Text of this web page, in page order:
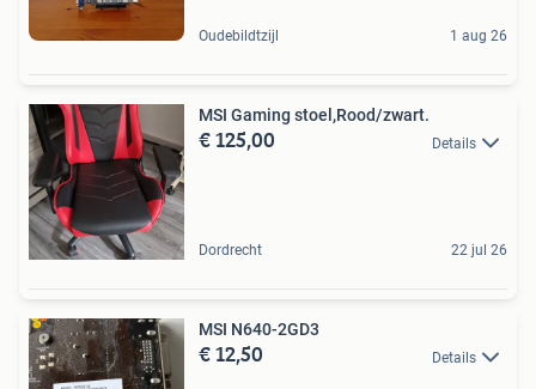
Oudebildtzijl 1 aug 26
MSI Gaming stoel,Rood/zwart.
€ 125,00 Details
Dordrecht 22 jul 26
MSI N640-2GD3
€ 12,50 Details